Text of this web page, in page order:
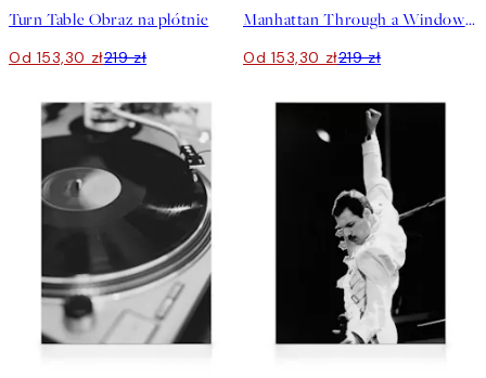
Turn Table Obraz na płótnie
Od 153,30 zł219 zł
Manhattan Through a Window Obraz na płótnie
Od 153,30 zł219 zł